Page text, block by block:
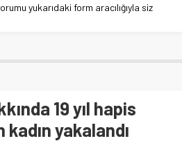
yukarıdaki form aracılığıyla siz
19 yıl hapis
yakalandı